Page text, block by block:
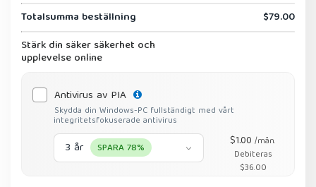
Totalsumma beställning
$79.00
Stärk din säker säkerhet och
upplevelse online
Antivirus av PIA
Skydda din Windows-PC fullständigt med vårt
integritetsfokuserade antivirus
3 år SPARA 78% $1.00/mån.
Debiteras
$36.00